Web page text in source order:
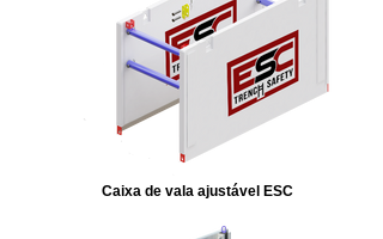
Caixa de vala ajustável ESC